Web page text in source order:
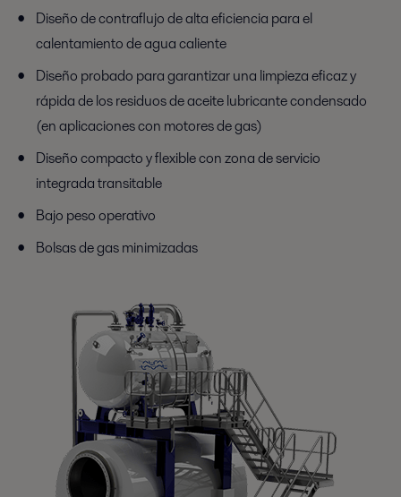
Diseño de contraflujo de alta eficiencia para el
calentamiento de agua caliente
Diseño probado para garantizar una limpieza eficaz y
rápida de los residuos de aceite lubricante condensado
(en aplicaciones con motores de gas)
Diseño compacto y flexible con zona de servicio
integrada transitable
Bajo peso operativo
Bolsas de gas minimizadas